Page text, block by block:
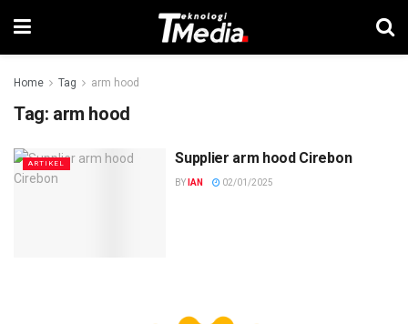
Home Tag arm hood
Tag: arm hood
ARTIKEL Supplier arm hood Cirebon
BY IAN 02/01/2025